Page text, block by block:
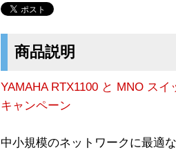
商品説明
YAMAHA RTX1100 と MNO ス
キャンペーン
中小規模のネットワークに最適